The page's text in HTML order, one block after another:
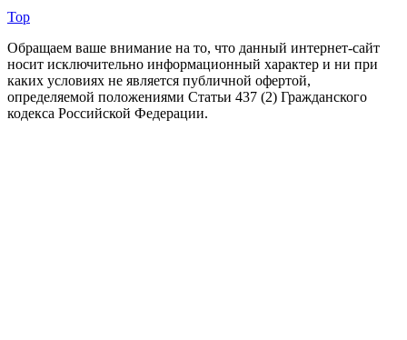
Top
Обращаем ваше внимание на то, что данный интернет-сайт
носит исключительно информационный характер и ни при
каких условиях не является публичной офертой,
определяемой положениями Статьи 437 (2) Гражданского
кодекса Российской Федерации.